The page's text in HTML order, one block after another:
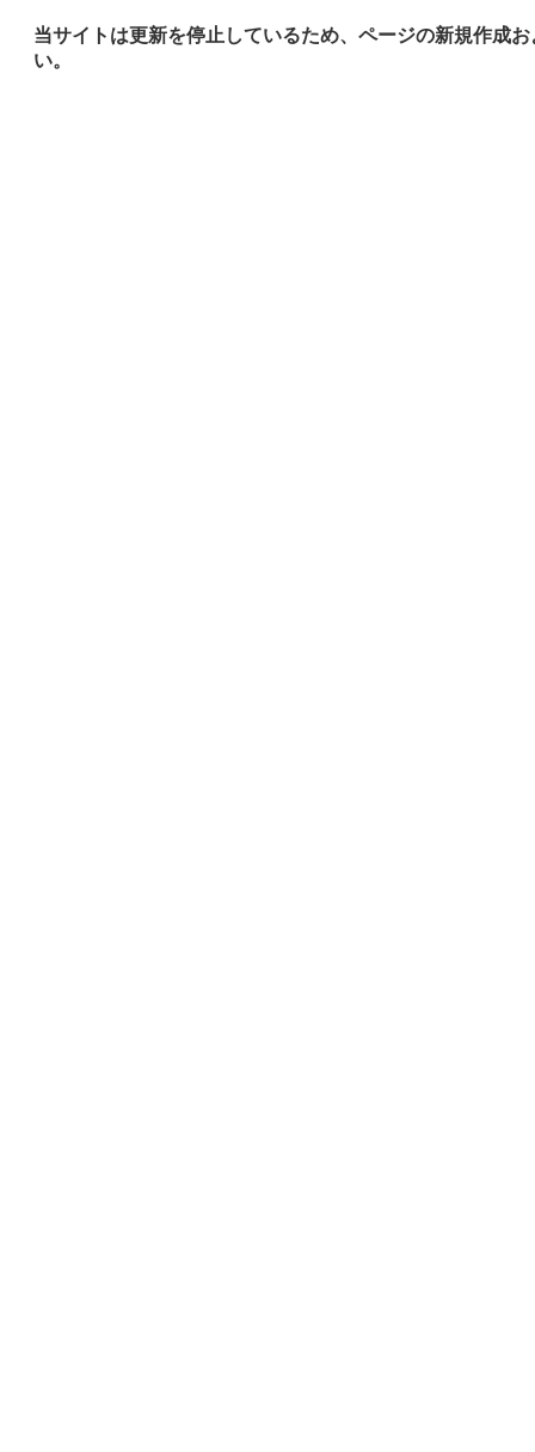
当サイトは更新を停止しているため、ページの新規作成
い。